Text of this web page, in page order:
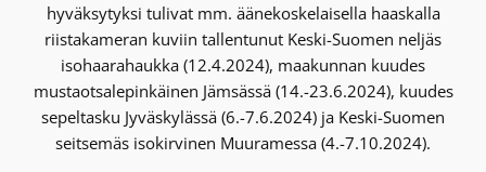
hyväksytyksi tulivat mm. äänekoskelaisella haaskalla
riistakameran kuviin tallentunut Keski-Suomen neljäs
isohaarahaukka (12.4.2024), maakunnan kuudes
mustaotsalepinkäinen Jämsässä (14.-23.6.2024), kuudes
sepeltasku Jyväskylässä (6.-7.6.2024) ja Keski-Suomen
seitsemäs isokirvinen Muuramessa (4.-7.10.2024).